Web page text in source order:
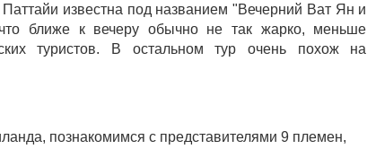
известна под названием "Вечерний Ват Ян и
ближе к вечеру обычно не так жарко, меньше
туристов. В остальном тур очень похож на
познакомимся с представителями 9 племен,